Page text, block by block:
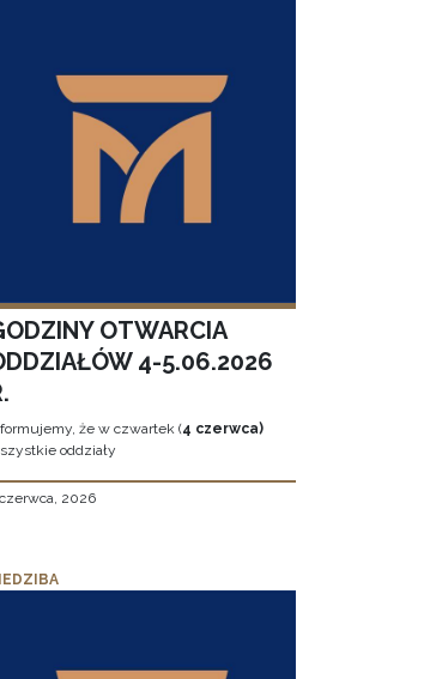
OTWARCIA
4-5.06.2026
że w czwartek (4 czerwca)
oddziały
2026